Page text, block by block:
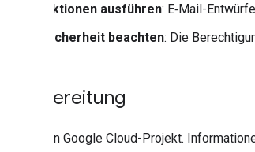
Aktionen ausführen: E‑Mail-
Sicherheit beachten: Die
Vorbereitung
Ein Google Cloud-Projekt.